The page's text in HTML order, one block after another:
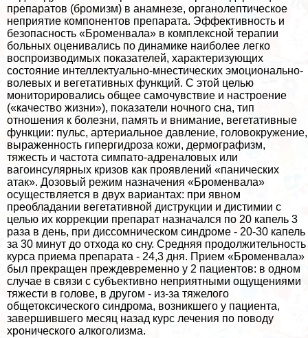
препаратов (бромизм) в анамнезе, органолептическое
неприятие компонентов препарата. Эффективность и
безопасность «Броменвала» в комплексной терапии
больных оценивались по динамике наиболее легко
воспроизводимых показателей, хаpaктеризующих
состояние интеллектуально-мнестических эмоционально-
волевых и вегетативных функций. С этой целью
мониторировались общее самочувствие и настроение
(«качество жизни»), показатели ночного сна, тип
отношения к болезни, память и внимание, вегетативные
функции: пульс, артериальное давление, головокружение,
выраженность гипергидроза кожи, дермографизм,
тяжесть и частота симпато-адреналовых или
вагоинсулярных кризов как проявлений «панических
атак». Дозовый режим назначения «Броменвала»
осуществляется в двух вариантах: при явном
преобладании вегетативной диструкции и дистимии с
целью их коррекции препарат назначался по 20 капель 3
раза в день, при диссомническом синдроме - 20-30 капель
за 30 минут до отхода ко сну. Средняя продолжительность
курса приема препарата - 24,3 дня. Прием «Броменвала»
был прекращен преждевременно у 2 пациентов: в одном
случае в связи с субъективно неприятными ощущениями
тяжести в голове, в другом - из-за тяжелого
общетоксического синдрома, возникшего у пациента,
завершившего месяц назад курс лечения по поводу
хронического алкоголизма.